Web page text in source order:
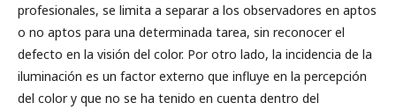
profesionales, se limita a separar a los observadores en aptos
o no aptos para una determinada tarea, sin reconocer el
defecto en la visión del color. Por otro lado, la incidencia de la
iluminación es un factor externo que influye en la percepción
del color y que no se ha tenido en cuenta dentro del